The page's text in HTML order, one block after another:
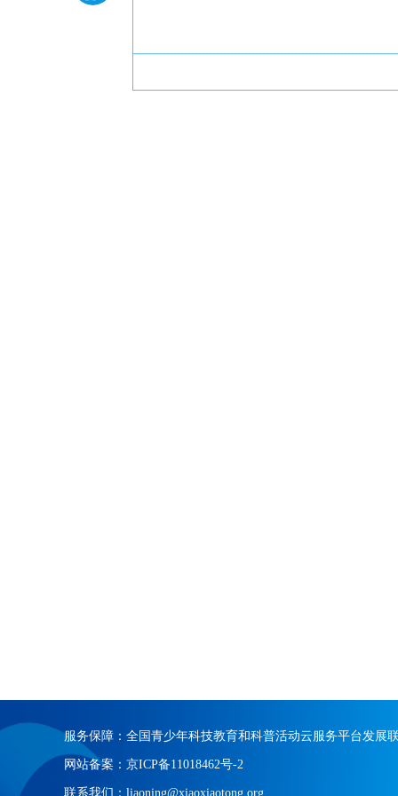
服务保障：全国青少年科技教育和科普活动云服务平台发展
网站备案：京ICP备11018462号-2
联系我们：liaoning@xiaoxiaotong.org